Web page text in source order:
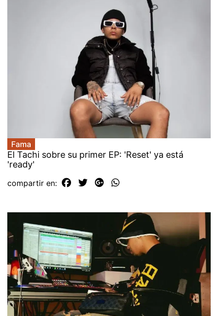
Fama
El Tachi sobre su primer EP: 'Reset' ya está
'ready'
compartir en: